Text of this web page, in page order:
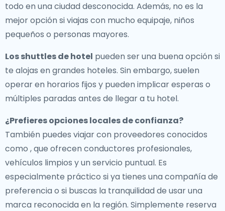
todo en una ciudad desconocida. Además, no es la
mejor opción si viajas con mucho equipaje, niños
pequeños o personas mayores.
Los shuttles de hotel pueden ser una buena opción si
te alojas en grandes hoteles. Sin embargo, suelen
operar en horarios fijos y pueden implicar esperas o
múltiples paradas antes de llegar a tu hotel.
¿Prefieres opciones locales de confianza?
También puedes viajar con proveedores conocidos
como , que ofrecen conductores profesionales,
vehículos limpios y un servicio puntual. Es
especialmente práctico si ya tienes una compañía de
preferencia o si buscas la tranquilidad de usar una
marca reconocida en la región. Simplemente reserva